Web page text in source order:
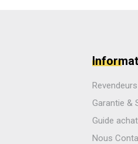
Garantie &
Guide
Nous